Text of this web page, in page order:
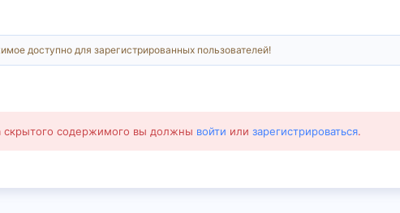
доступно для зарегистрированных пользователей!
скрытого содержимого вы должны войти или зарегистрироваться.